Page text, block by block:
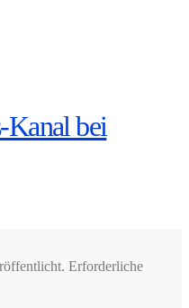
bei
Erforderliche